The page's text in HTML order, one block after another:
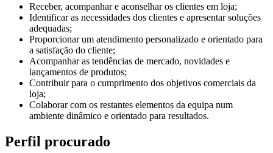
Receber, acompanhar e aconselhar os clientes em loja;
Identificar as necessidades dos clientes e apresentar soluções
adequadas;
Proporcionar um atendimento personalizado e orientado para
a satisfação do cliente;
Acompanhar as tendências de mercado, novidades e
lançamentos de produtos;
Contribuir para o cumprimento dos objetivos comerciais da
loja;
Colaborar com os restantes elementos da equipa num
ambiente dinâmico e orientado para resultados.
Perfil procurado